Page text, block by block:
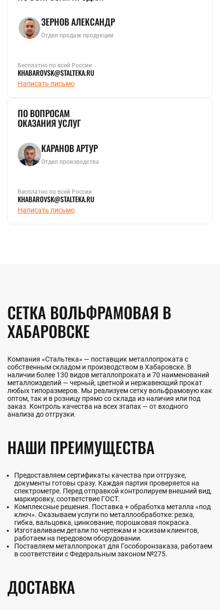
ЗЕРНОВ АЛЕКСАНДР
Отдел продаж продукции
Бесплатно по всей России
KHABAROVSK@STALTEKA.RU
Написать письмо
ПО ВОПРОСАМ
ОКАЗАНИЯ УСЛУГ
КАРАНОВ АРТУР
Отдел производства
Бесплатно по всей России
KHABAROVSK@STALTEKA.RU
Написать письмо
СЕТКА ВОЛЬФРАМОВАЯ В
ХАБАРОВСКЕ
Компания «Стальтека» — поставщик металлопроката с
собственным складом и производством в Хабаровске. В
наличии более 130 видов металлопроката и 70 наименований
металлоизделий — черный, цветной и нержавеющий прокат
любых типоразмеров. Мы реализуем сетку вольфрамовую как
оптом, так и в розницу прямо со склада из наличия или под
заказ. Контроль качества на всех этапах — от входного
анализа до отгрузки.
НАШИ ПРЕИМУЩЕСТВА
Предоставляем сертификаты качества при отгрузке,
документы готовы сразу. Каждая партия проверяется на
спектрометре. Перед отправкой контролируем внешний вид,
маркировку, соответствие ГОСТ.
Комплексные решения. Поставка + обработка металла «под
ключ». Оказываем услуги по металлообработке: резка,
гибка, вальцовка, цинкование, порошковая покраска.
Изготавливаем детали по чертежам и эскизам клиентов,
работаем на передовом оборудовании.
Поставляем металлопрокат для Гособоронзаказа, работаем
в соответствии с Федеральным законом №275.
ДОСТАВКА